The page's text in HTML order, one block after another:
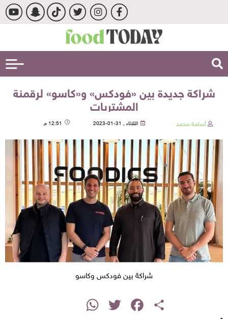
شراكة جديدة بين «فودكس» و«كاسو» لرقمنة
المشتريات
أسامة محمد الثلاثاء , 31-01-2023 12:51 م
شراكة بين فودكس وكاسو
Share
Facebook
Twitter
WhatsApp